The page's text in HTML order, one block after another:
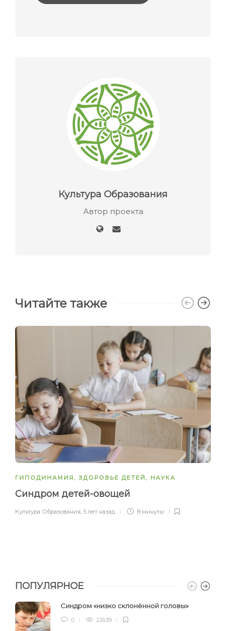
Культура Образования
Автор проекта
Читайте также
ГИПОДИНАМИЯ, ЗДОРОВЬЕ ДЕТЕЙ, НАУКА
Синдром детей-овощей
Культура Образования, 5 лет назад 8 минуты
ПОПУЛЯРНОЕ
Синдром «низко склонённой головы»
0 22639